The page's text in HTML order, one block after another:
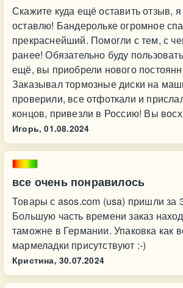
Скажите куда ещё оставить отзыв,
оставлю! Бандерольке огромное
прекраснейший. Помогли с тем, с
ранее! Обязательно буду
ещё, вы приобрели нового
Заказывал тормозные диски на
проверили, все отфоткали и
концов, привезли в Россию! Вы
Игорь, 01.08.2024
все очень понравилось
Товары с asos.com (usa) пришли за
Большую часть времени заказ
таможне в Германии. Упаковка как
мармеладки присутствуют :-)
Кристина, 30.07.2024